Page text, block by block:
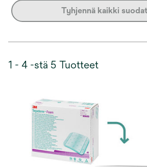
Tyhjennä kaikki
1 - 4 -stä 5 Tuotteet